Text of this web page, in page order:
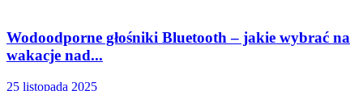
Wodoodporne głośniki Bluetooth – jakie wybrać na
wakacje nad...
25 listopada 2025